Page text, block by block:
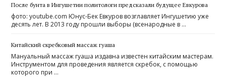
После бунта в Ингушетии политологи предсказали будущее Евкурова
фото: youtube.com Юнус-Бек Евкуров возглавляет Ингушетию уже
десять лет. В 2013 году прошли выборы (всенародные в …
Китайский скребковый массаж гуаша
Мануальный массаж гуаша издавна известен китайским мастерам.
Инструментом для проведения является скребок, с помощью
которого при …